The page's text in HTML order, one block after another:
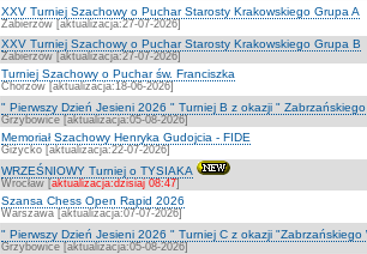
XXV Turniej Szachowy o Puchar Starosty Krakowskiego Grupa A
Zabierzów [aktualizacja:27-07-2026]
XXV Turniej Szachowy o Puchar Starosty Krakowskiego Grupa B
Zabierzów [aktualizacja:27-07-2026]
Turniej Szachowy o Puchar św. Franciszka
Chorzów [aktualizacja:18-06-2026]
" Pierwszy Dzień Jesieni 2026 " Turniej B z okazji "
Grzybowice [aktualizacja:05-08-2026]
Memoriał Szachowy Henryka Gudojcia - FIDE
Giżycko [aktualizacja:22-07-2026]
WRZEŚNIOWY Turniej o TYSIAKA
Wrocław [aktualizacja:dzisiaj 08:47]
Szansa Chess Open Rapid 2026
Warszawa [aktualizacja:07-07-2026]
" Pierwszy Dzień Jesieni 2026 " Turniej C z okazji "Zabrzańskiego
Grzybowice [aktualizacja:05-08-2026]